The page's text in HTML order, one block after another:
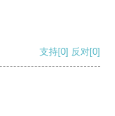
支持[0] 反对[0]